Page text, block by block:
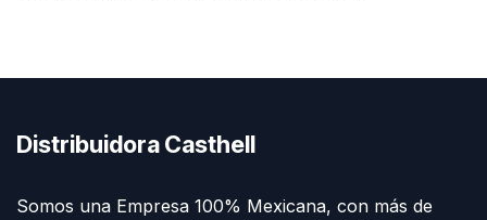
Distribuidora Casthell
Somos una Empresa 100% Mexicana, con más de